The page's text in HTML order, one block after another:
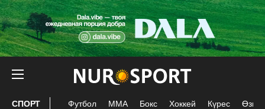
СПОРТ Футбол ММА Бокс Хоккей Күрес Өзге